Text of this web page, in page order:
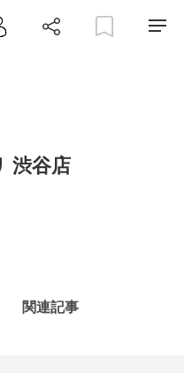
渋谷店
関連記事